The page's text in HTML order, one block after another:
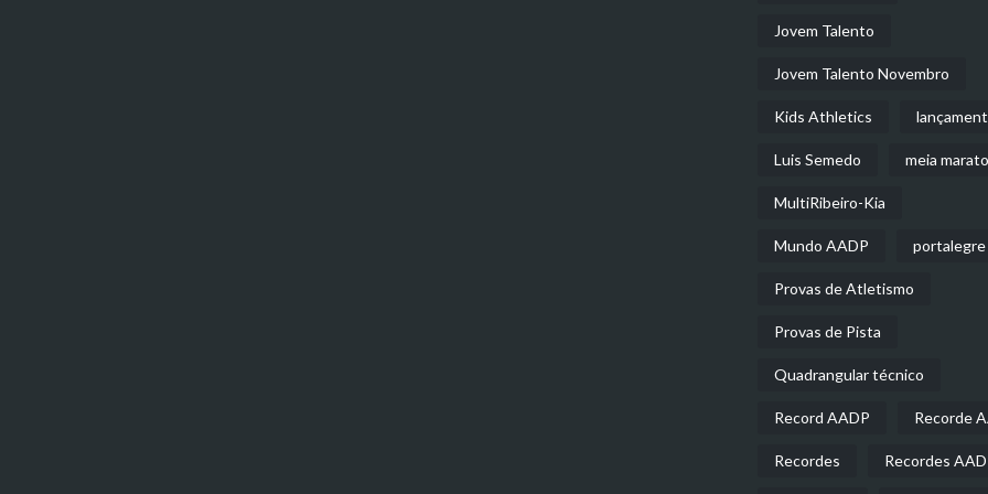
Jovem Talento
Jovem Talento Novembro
Kids Athletics
Luis Semedo meia
MultiRibeiro-Kia
Mundo AADP portalegre
Provas de Atletismo
Provas de Pista
Quadrangular técnico
Record AADP Recorde
Recordes Recordes